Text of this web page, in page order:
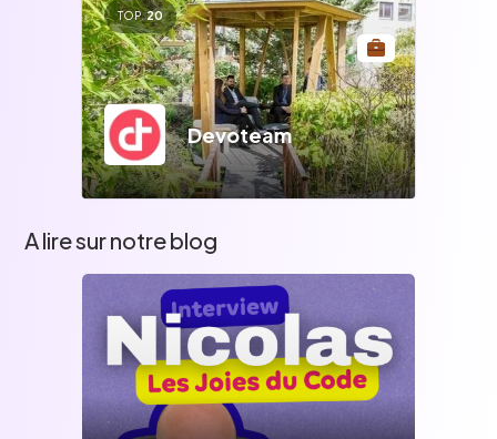
TOP 20
Devoteam
A lire sur notre blog